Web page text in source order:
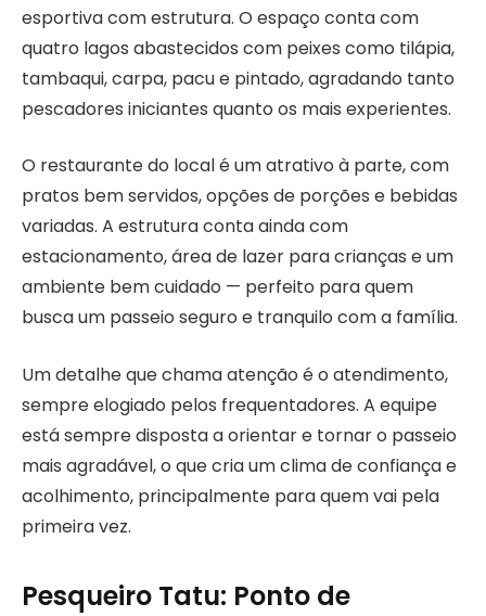
esportiva com estrutura. O espaço conta com
quatro lagos abastecidos com peixes como tilápia,
tambaqui, carpa, pacu e pintado, agradando tanto
pescadores iniciantes quanto os mais experientes.
O restaurante do local é um atrativo à parte, com
pratos bem servidos, opções de porções e bebidas
variadas. A estrutura conta ainda com
estacionamento, área de lazer para crianças e um
ambiente bem cuidado — perfeito para quem
busca um passeio seguro e tranquilo com a família.
Um detalhe que chama atenção é o atendimento,
sempre elogiado pelos frequentadores. A equipe
está sempre disposta a orientar e tornar o passeio
mais agradável, o que cria um clima de confiança e
acolhimento, principalmente para quem vai pela
primeira vez.
Pesqueiro Tatu: Ponto de